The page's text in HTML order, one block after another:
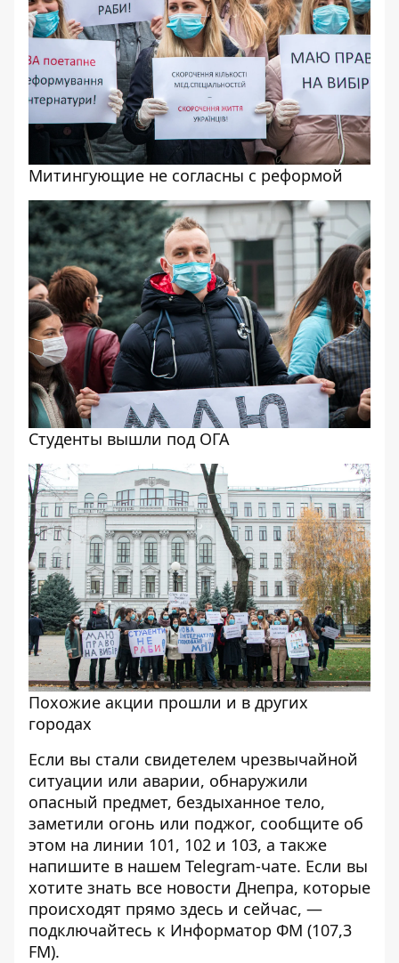
Митингующие не согласны с реформой
Студенты вышли под ОГА
Похожие акции прошли и в других
городах
Если вы стали свидетелем чрезвычайной
ситуации или аварии, обнаружили
опасный предмет, бездыханное тело,
заметили огонь или поджог, сообщите об
этом на линии 101, 102 и 103, а также
напишите в нашем Telegram-чате. Если вы
хотите знать все новости Днепра, которые
происходят прямо здесь и сейчас, —
подключайтесь к Информатор ФМ (107,3
FM).